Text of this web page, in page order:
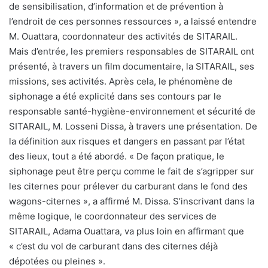
de sensibilisation, d’information et de prévention à
l’endroit de ces personnes ressources », a laissé entendre
M. Ouattara, coordonnateur des activités de SITARAIL.
Mais d’entrée, les premiers responsables de SITARAIL ont
présenté, à travers un film documentaire, la SITARAIL, ses
missions, ses activités. Après cela, le phénomène de
siphonage a été explicité dans ses contours par le
responsable santé-hygiène-environnement et sécurité de
SITARAIL, M. Losseni Dissa, à travers une présentation. De
la définition aux risques et dangers en passant par l’état
des lieux, tout a été abordé. « De façon pratique, le
siphonage peut être perçu comme le fait de s’agripper sur
les citernes pour prélever du carburant dans le fond des
wagons-citernes », a affirmé M. Dissa. S’inscrivant dans la
même logique, le coordonnateur des services de
SITARAIL, Adama Ouattara, va plus loin en affirmant que
« c’est du vol de carburant dans des citernes déjà
dépotées ou pleines ».